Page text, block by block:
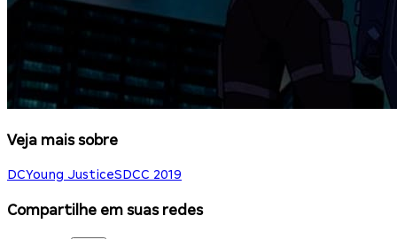
Veja mais sobre
DCYoung JusticeSDCC 2019
Compartilhe em suas redes